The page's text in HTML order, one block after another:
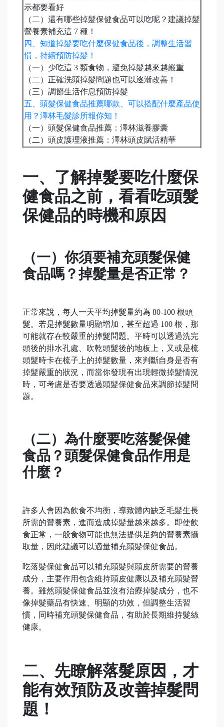
示都要看好
（二）還有哪些掉髮保健食品可以吃呢？建議掉髮
營養素補充這 7 種！
四、知道掉髮要吃什麼保健食品後，調整生活習
慣，持續預防掉髮！
（一）少吃這 3 類食物，避免掉髮越來越嚴重
（二）正確洗頭掉髮問題也可以逐漸改善！
（三）調節生活作息預防掉髮
五、頭髮保健食品推薦哪款、可以搭配什麼產品使
用？澤林毛髮診所報你知！
（一）頭髮保健食品推薦：澤林滋養膠囊
（二）頭皮護理液推薦：澤林頭皮賦活精華
一、了解掉髮要吃什麼保
健食品之前，看看吃頭髮
保健品的時機和原因
（一）你須要補充頭髮保健
食品嗎？掉髮量是否正常？
正常來說，每人一天平均掉髮量約為 80-100 根頭
髮。若是掉髮數量明顯增加，甚至超過 100 根，那
可能就存在較嚴重的掉髮問題。平時可以透過洗完
頭後的排水孔處、吹乾頭髮後的地板上，又或是梳
頭髮時卡在梳子上的掉髮數量，來判斷自身是否有
掉髮嚴重的狀況，而當你發現有出現輕微掉髮情況
時，可考慮是否要透過頭髮保健食品來調節掉髮問
題。
（二）為什麼要吃落髮保健
食品？頭髮保健食品作用是
什麼？
許多人會因為飲食不均衡，導致體內缺乏毛髮生長
所需的營養素，進而造成掉髮量越來越多。即使飲
食正常，一般食物可能也無法提供足夠的營養素攝
取量，因此建議可以適量補充頭髮保健食品。
吃落髮保健食品可以補充頭髮與頭皮所需要的營養
成分，主要作用包含維持頭皮健康以及補充頭髮營
養。雖然頭髮保健食品並沒有治療掉髮成分，也不
像掉髮藥品有快速、明顯的功效，但調整生活習
慣，同時補充頭髮保健食品，有助於長期維持髮絲
健康。
二、先瞭解落髮原因，才
能有效預防及改善掉髮問
題！